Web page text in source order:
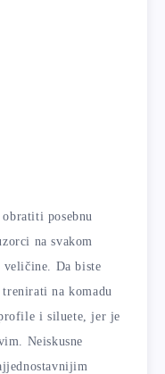
posebnu
na svakom
Da biste
na komadu
i siluete, jer je
Neiskusne